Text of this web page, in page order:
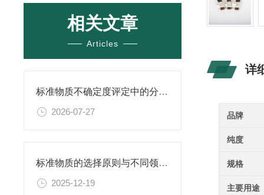
相关文章
Articles
标准物质不确定度评定中的分量识别与量化计算方法
2026-07-27
标准物质的选择原则与不同领域应用匹配性分析
2025-12-19
详
品牌
纯度
规格
主要用途